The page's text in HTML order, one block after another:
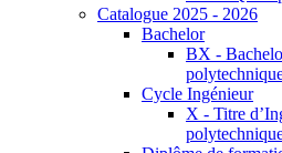
Catalogue 2025 - 2026
Bachelor
BX -
Cycle Ingénieur
X - Titre